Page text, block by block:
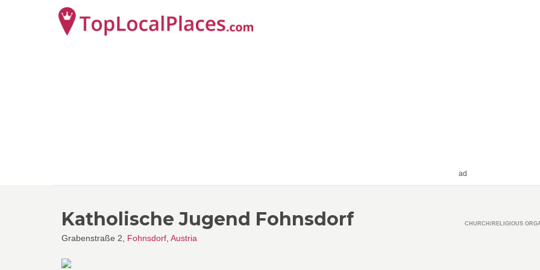
ad
Katholische Jugend Fohnsdorf
Grabenstraße 2, Fohnsdorf Austria
CHURCH/RELIGIOUS